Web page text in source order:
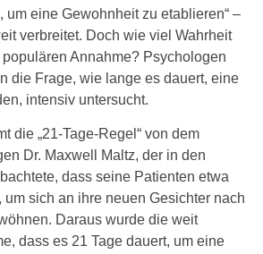
um eine Gewohnheit zu etablieren“ –
verbreitet. Doch wie viel Wahrheit
Annahme? Psychologen
die Frage, wie lange es dauert, eine
intensiv untersucht.
die „21-Tage-Regel“ von dem
Dr. Maxwell Maltz, der in den
dass seine Patienten etwa
um sich an ihre neuen Gesichter nach
Daraus wurde die weit
dass es 21 Tage dauert, um eine